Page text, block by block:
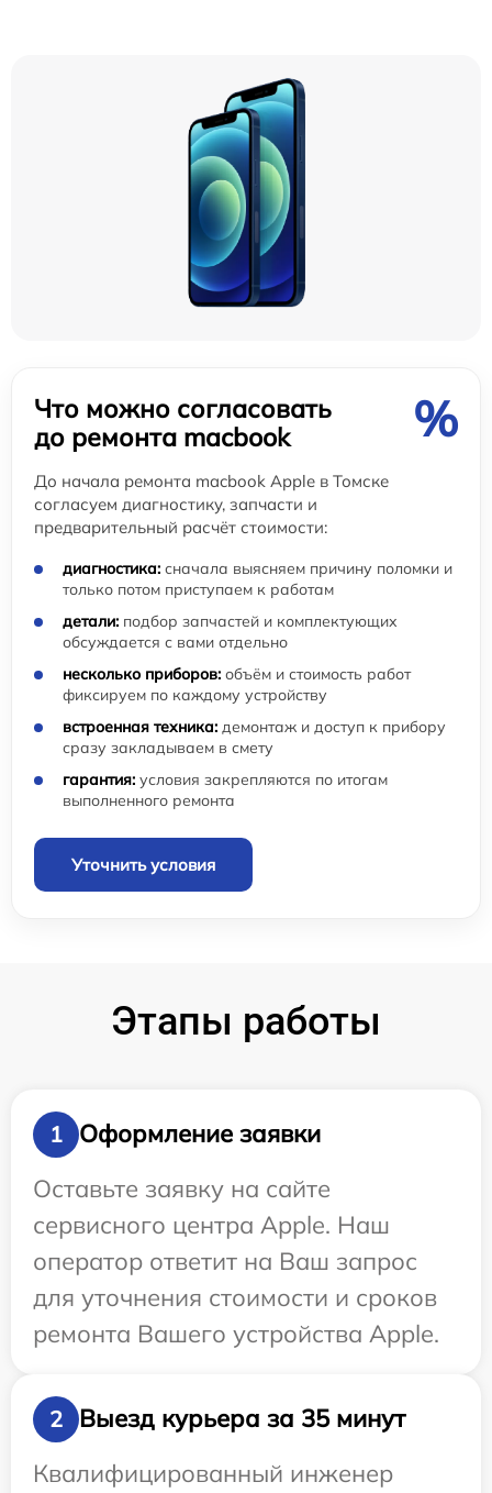
Что можно согласовать
до ремонта macbook
%
До начала ремонта macbook Apple в Томске
согласуем диагностику, запчасти и
предварительный расчёт стоимости:
диагностика: сначала выясняем причину поломки и
только потом приступаем к работам
детали: подбор запчастей и комплектующих
обсуждается с вами отдельно
несколько приборов: объём и стоимость работ
фиксируем по каждому устройству
встроенная техника: демонтаж и доступ к прибору
сразу закладываем в смету
гарантия: условия закрепляются по итогам
выполненного ремонта
Уточнить условия
Этапы работы
1
Оформление заявки
Оставьте заявку на сайте
сервисного центра Apple. Наш
оператор ответит на Ваш запрос
для уточнения стоимости и сроков
ремонта Вашего устройства Apple.
2
Выезд курьера за 35 минут
Квалифицированный инженер